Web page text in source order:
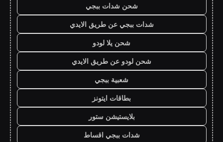
شحن شدات ببجي
شدات ببجي عن طريق الايدي
شحن يلا لودو
شحن لودو عن طريق الايدي
شعبية ببجي
بطاقات ايتونز
بلايستيشن ستور
شدات ببجي اقساط